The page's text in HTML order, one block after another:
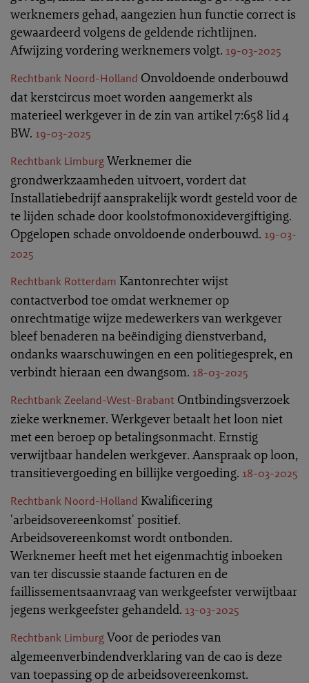
werknemers gehad, aangezien hun functie correct is
gewaardeerd volgens de geldende richtlijnen.
Afwijzing vordering werknemers volgt. 19-03-2025
Rechtbank Noord-Holland Onvoldoende onderbouwd
dat kerstcircus moet worden aangemerkt als
materieel werkgever in de zin van artikel 7:658 lid 4
BW. 19-03-2025
Rechtbank LimburgWerknemer die
grondwerkzaamheden uitvoert, vordert dat
Installatiebedrijf aansprakelijk wordt gesteld voor de
te lijden schade door koolstofmonoxidevergiftiging.
Opgelopen schade onvoldoende onderbouwd. 19-03-
2025
Rechtbank Rotterdam Kantonrechter wijst
contactverbod toe omdat werknemer op
onrechtmatige wijze medewerkers van werkgever
bleef benaderen na beëindiging dienstverband,
ondanks waarschuwingen en een politiegesprek, en
verbindt hieraan een dwangsom. 18-03-2025
Rechtbank Zeeland-West-Brabant Ontbindingsverzoek
zieke werknemer. Werkgever betaalt het loon niet
met een beroep op betalingsonmacht. Ernstig
verwijtbaar handelen werkgever. Aanspraak op loon,
transitievergoeding en billijke vergoeding. 18-03-2025
Rechtbank Noord-Holland Kwalificering
'arbeidsovereenkomst' positief.
Arbeidsovereenkomst wordt ontbonden.
Werknemer heeft met het eigenmachtig inboeken
van ter discussie staande facturen en de
faillissementsaanvraag van werkgeefster verwijtbaar
jegens werkgeefster gehandeld. 13-03-2025
Rechtbank LimburgVoor de periodes van
algemeenverbindendverklaring van de cao is deze
van toepassing op de arbeidsovereenkomst.